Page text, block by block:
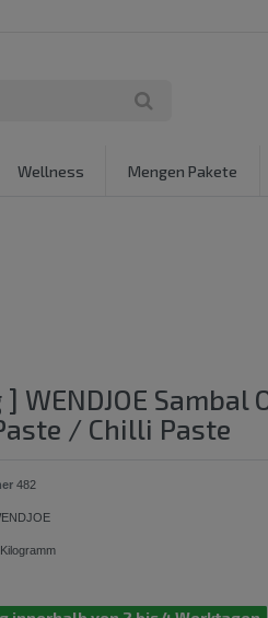
Wellness Mengen Pakete
] WENDJOE Sambal
/ Chilli Paste
482
Kilogramm